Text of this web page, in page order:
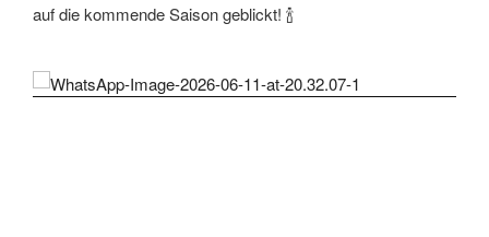
auf die kommende Saison geblickt! 🍾